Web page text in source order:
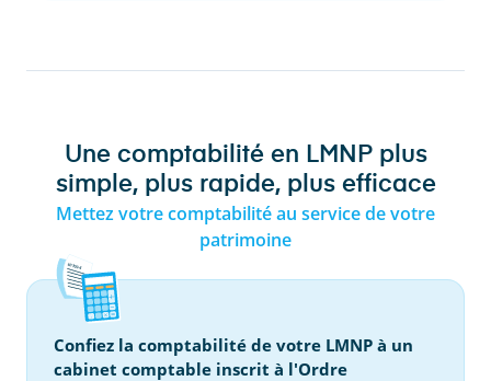
Une comptabilité en LMNP plus
simple, plus rapide, plus efficace
Mettez votre comptabilité au service de votre
patrimoine
Confiez la comptabilité de votre LMNP à un
cabinet comptable inscrit à l'Ordre